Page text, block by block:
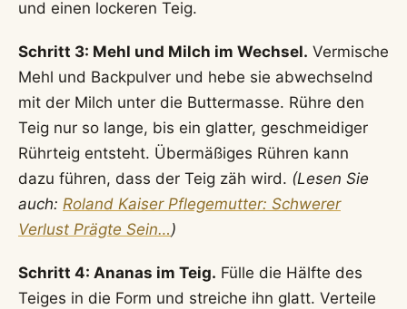
und einen lockeren Teig.
Schritt 3: Mehl und Milch im Wechsel. Vermische
Mehl und Backpulver und hebe sie abwechselnd
mit der Milch unter die Buttermasse. Rühre den
Teig nur so lange, bis ein glatter, geschmeidiger
Rührteig entsteht. Übermäßiges Rühren kann
dazu führen, dass der Teig zäh wird. (Lesen Sie
auch: Roland Kaiser Pflegemutter: Schwerer
Verlust Prägte Sein…)
Schritt 4: Ananas im Teig. Fülle die Hälfte des
Teiges in die Form und streiche ihn glatt. Verteile